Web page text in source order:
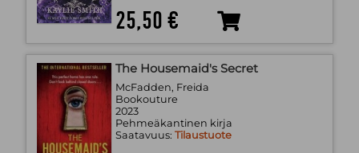
25,50 €
The Housemaid's Secret
McFadden, Freida
Bookouture
2023
Pehmeäkantinen kirja
Saatavuus: Tilaustuote